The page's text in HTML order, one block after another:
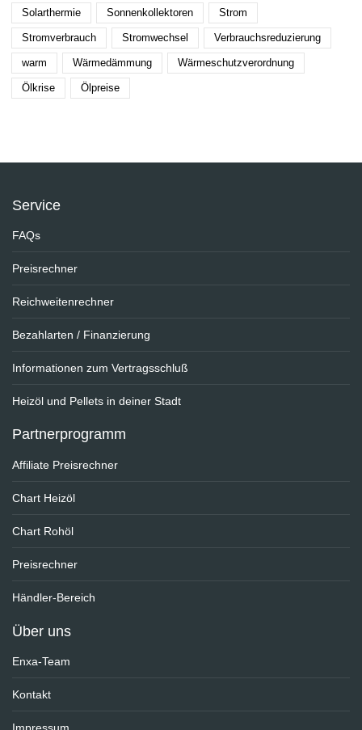
Solarthermie Sonnenkollektoren Strom
Stromverbrauch Stromwechsel Verbrauchsreduzierung
warm Wärmedämmung Wärmeschutzverordnung
Ölkrise Ölpreise
Service
FAQs
Preisrechner
Reichweitenrechner
Bezahlarten / Finanzierung
Informationen zum Vertragsschluß
Heizöl und Pellets in deiner Stadt
Partnerprogramm
Affiliate Preisrechner
Chart Heizöl
Chart Rohöl
Preisrechner
Händler-Bereich
Über uns
Enxa-Team
Kontakt